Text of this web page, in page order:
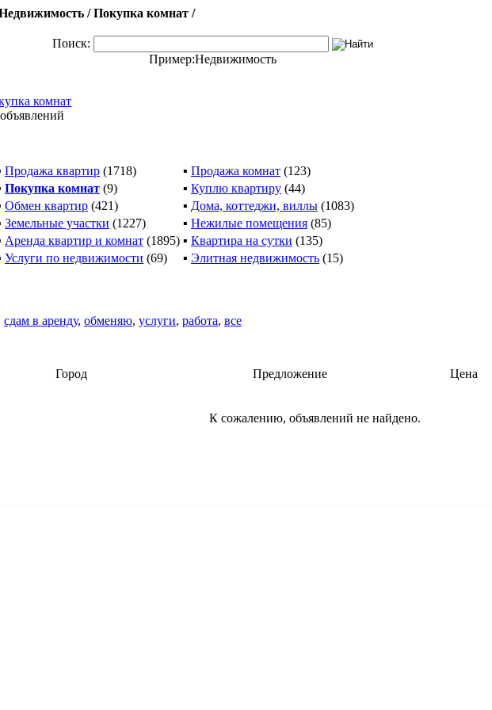
/ Покупка комнат /
Поиск:
Пример:Недвижимость
комнат
Продажа квартир (1718) ▪ Продажа комнат (123)
Покупка комнат (9) ▪ Куплю квартиру (44)
Обмен квартир (421) ▪ Дома, коттеджи, виллы (1083)
Земельные участки (1227) ▪ Нежилые помещения (85)
Аренда квартир и комнат (1895) ▪ Квартира на сутки (135)
Услуги по недвижимости (69) ▪ Элитная недвижимость (15)
сдам в аренду, обменяю, услуги, работа, все
Город Предложение Цена
К сожалению, объявлений не найдено.